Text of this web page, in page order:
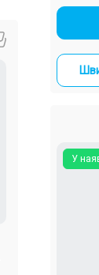
У наявності
Кальян
У